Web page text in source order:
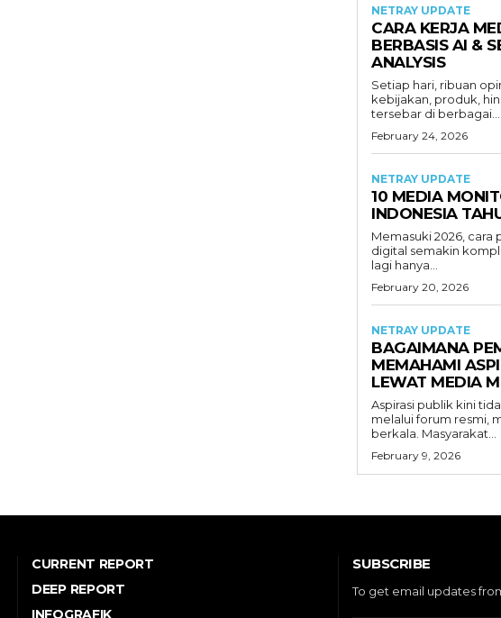
NETRAY UPDATE
CARA KERJA
BERBASIS AI &
ANALYSIS
Setiap hari, ribuan
kebijakan, produk,
tersebar di berbagai...
February 24, 2026
NETRAY UPDATE
10 MEDIA
INDONESIA
Memasuki 2026, cara
digital semakin
lagi hanya...
February 20, 2026
NETRAY UPDATE
BAGAIMANA
MEMAHAMI
LEWAT MEDIA
Aspirasi publik kini
melalui forum resmi,
berkala. Masyarakat...
February 9, 2026
CURRENT REPORT
DEEP REPORT
INFOGRAFIK
SUBSCRIBE
To get email updates